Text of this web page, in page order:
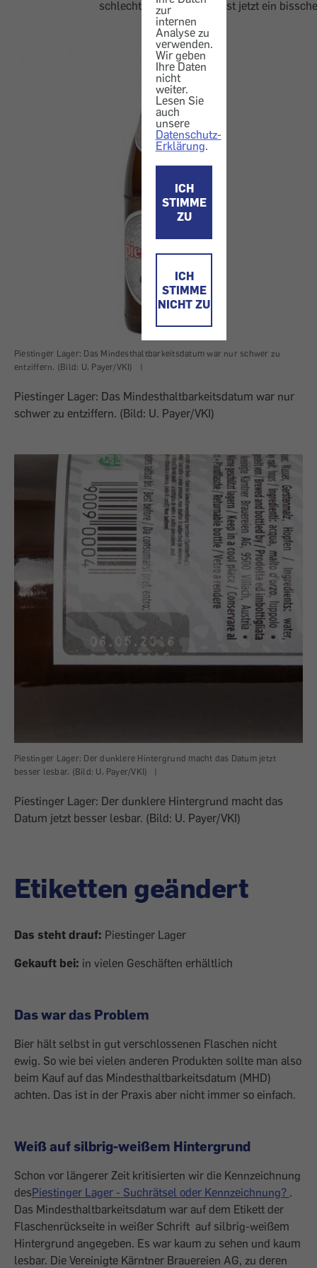
zur
internen
Analyse zu
verwenden.
Wir geben
Ihre Daten
nicht
weiter.
Lesen Sie
auch
unsere
Datenschutz-
Erklärung.
ICH
STIMME
ZU
ICH
STIMME
NICHT ZU
schlecht lesbar war. Das ist jetzt ein
Piestinger Lager: Das Mindesthaltbarkeitsdatum war nur schwer zu
entziffern. (Bild: U. Payer/VKI)
|
Piestinger Lager: Das Mindesthaltbarkeitsdatum war nur
schwer zu entziffern. (Bild: U. Payer/VKI)
Piestinger Lager: Der dunklere Hintergrund macht das Datum jetzt
besser lesbar. (Bild: U. Payer/VKI)
|
Piestinger Lager: Der dunklere Hintergrund macht das
Datum jetzt besser lesbar. (Bild: U. Payer/VKI)
Etiketten geändert
Das steht drauf: Piestinger Lager
Gekauft bei: in vielen Geschäften erhältlich
Das war das Problem
Bier hält selbst in gut verschlossenen Flaschen nicht
ewig. So wie bei vielen anderen Produkten sollte man also
beim Kauf auf das Mindesthaltbarkeitsdatum (MHD)
achten. Das ist in der Praxis aber nicht immer so einfach.
Weiß auf silbrig-weißem Hintergrund
Schon vor längerer Zeit kritisierten wir die Kennzeichnung
desPiestinger Lager - Suchrätsel oder Kennzeichnung? .
Das Mindesthaltbarkeitsdatum war auf dem Etikett der
Flaschenrückseite in weißer Schrift auf silbrig-weißem
Hintergrund angegeben. Es war kaum zu sehen und kaum
lesbar. Die Vereinigte Kärntner Brauereien AG, zu deren